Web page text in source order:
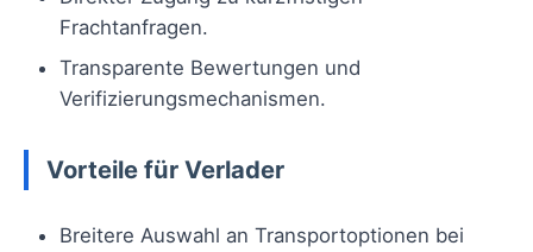
Frachtanfragen.
Transparente Bewertungen und
Verifizierungsmechanismen.
Vorteile für Verlader
Breitere Auswahl an Transportoptionen bei